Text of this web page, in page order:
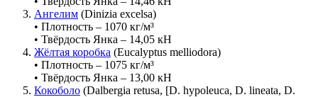
Ангелим (Dinizia excelsa)
• Плотность – 1070 кг/м³
• Твёрдость Янка – 14,05 кН
Жёлтая коробка (Eucalyptus melliodora)
• Плотность – 1075 кг/м³
• Твёрдость Янка – 13,00 кН
Кокоболо (Dalbergia retusa, [D. hypoleuca, D. lineata, D.